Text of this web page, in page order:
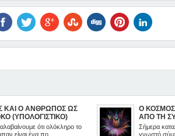
ΚΑΙ Ο ΑΝΘΡΩΠΟΣ ΩΣ
(ΥΠΟΛΟΓΙΣΤΙΚΟ)
ότι ολόκληρο το
είναι ένα πο...
Ο
ΑΠΟ ΤΗ
ΓΝΩΣΗ
Σήμερα
γνωστό